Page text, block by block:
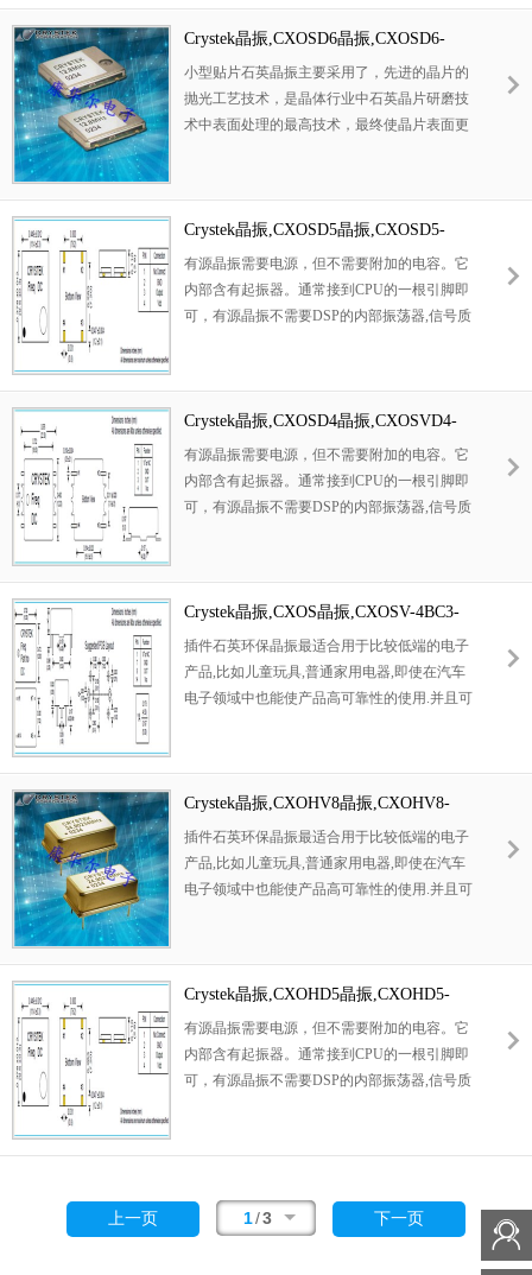
应用程序包括低电流应用程序和源驱动锁相环
OSC晶振 产品主要应用范围：蓝牙模块，6G
发射器，无线设备，仪器仪表，物联网等领
域。 瑞斯克晶振,CCO-083-
一般为0V至2V或0V至3V。VCXO的调谐范围
为±100ppm至±200ppm。
Crystek晶振,CXOSD6晶振,CXOSD6-
BC3-25.000MHZ晶振
小型贴片石英晶振主要采用了，先进的晶片的
抛光工艺技术，是晶体行业中石英晶片研磨技
术中表面处理的最高技术，最终使晶片表面更
的生产工艺，使产品在各项参数得到了很大的
改良,外观尺寸具有薄型表面贴片型石英晶体谐
振器,特别适用于有小型化要求的市场领域,比
如智能手机,无线蓝牙,平板电脑等电子数码产
品
Crystek晶振,CXOSD5晶振,CXOSD5-
BC3-25.000MHZ晶振
有源晶振需要电源，但不需要附加的电容。它
内部含有起振器。通常接到CPU的一根引脚即
可，有源晶振不需要DSP的内部振荡器,信号质
PI型滤波网络,输出端用一个小阻值的电阻过滤
信号即可),不需要复杂的配置电路.有源晶振通
常的用法:一脚悬空,二脚接地,三脚接输出,四脚
接电压
Crystek晶振,CXOSD4晶振,CXOSVD4-
BC3-25.000MHZ晶振
有源晶振需要电源，但不需要附加的电容。它
内部含有起振器。通常接到CPU的一根引脚即
可，有源晶振不需要DSP的内部振荡器,信号质
PI型滤波网络,输出端用一个小阻值的电阻过滤
信号即可),不需要复杂的配置电路.有源晶振通
常的用法:一脚悬空,二脚接地,三脚接输出,四脚
接电压
Crystek晶振,CXOS晶振,CXOSV-4BC3-
25.000MHZ晶振
插件石英环保晶振最适合用于比较低端的电子
产品,比如儿童玩具,普通家用电器,即使在汽车
电子领域中也能使产品高可靠性的使用.并且可
境条件下,晶振也能正常工作,具有稳定的起振
特性,高耐热性,耐热循环性和耐振性等的高可
靠性能,由于在49/S形晶体谐振器的底部装了树
脂底座,就可作为产品电气特性和高可靠性无受
损的表面贴片型晶体谐振器使用,满足无铅焊接
Crystek晶振,CXOHV8晶振,CXOHV8-
BC3Y-25.000MHZ晶振
插件石英环保晶振最适合用于比较低端的电子
产品,比如儿童玩具,普通家用电器,即使在汽车
电子领域中也能使产品高可靠性的使用.并且可
境条件下,晶振也能正常工作,具有稳定的起振
特性,高耐热性,耐热循环性和耐振性等的高可
靠性能,由于在49/S形晶体谐振器的底部装了树
脂底座,就可作为产品电气特性和高可靠性无受
损的表面贴片型晶体谐振器使用,满足无铅焊接
Crystek晶振,CXOHD5晶振,CXOHD5-
BC3-25.000MHZ晶振
有源晶振需要电源，但不需要附加的电容。它
内部含有起振器。通常接到CPU的一根引脚即
可，有源晶振不需要DSP的内部振荡器,信号质
PI型滤波网络,输出端用一个小阻值的电阻过滤
常的用法:一脚悬空,二脚接地,三脚接输出,四脚
接电压.
上一页 1/3 下一页